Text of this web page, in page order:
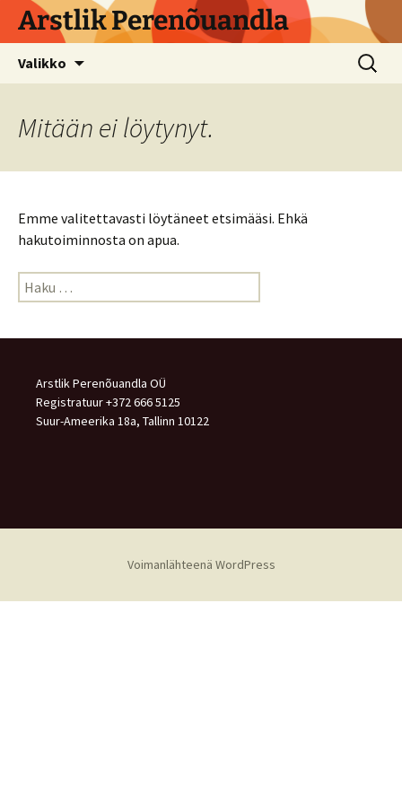
Arstlik Perenõuandla
Valikko Haku:
Mitään ei löytynyt.
Emme valitettavasti löytäneet etsimääsi. Ehkä
hakutoiminnosta on apua.
Haku:
Arstlik Perenõuandla OÜ
Registratuur +372 666 5125
Suur-Ameerika 18a, Tallinn 10122
Voimanlähteenä WordPress